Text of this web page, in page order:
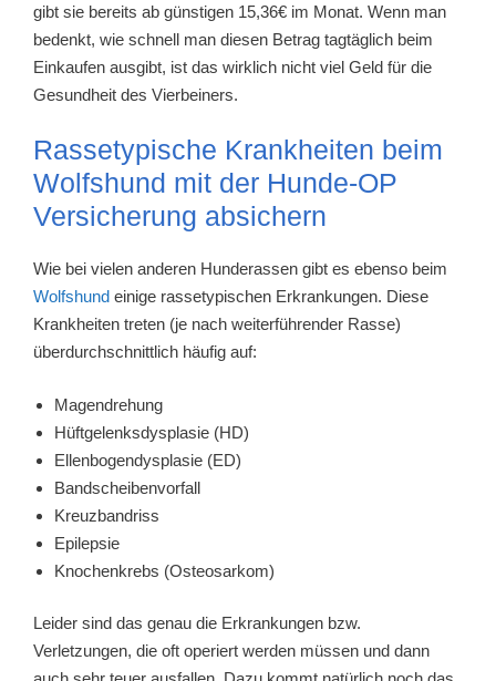
gibt sie bereits ab günstigen 15,36€ im Monat. Wenn man
bedenkt, wie schnell man diesen Betrag tagtäglich beim
Einkaufen ausgibt, ist das wirklich nicht viel Geld für die
Gesundheit des Vierbeiners.
Rassetypische Krankheiten beim
Wolfshund mit der Hunde-OP
Versicherung absichern
Wie bei vielen anderen Hunderassen gibt es ebenso beim
Wolfshund einige rassetypischen Erkrankungen. Diese
Krankheiten treten (je nach weiterführender Rasse)
überdurchschnittlich häufig auf:
Magendrehung
Hüftgelenksdysplasie (HD)
Ellenbogendysplasie (ED)
Bandscheibenvorfall
Kreuzbandriss
Epilepsie
Knochenkrebs (Osteosarkom)
Leider sind das genau die Erkrankungen bzw.
Verletzungen, die oft operiert werden müssen und dann